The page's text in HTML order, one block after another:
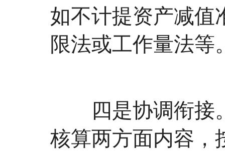
如不计提资产减值
限法或工作量法等
四是协调衔接。
核算两方面内容，